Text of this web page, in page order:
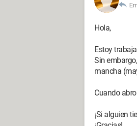
Hola,
Estoy
Sin
mancha
Cuando
¡Si alguien